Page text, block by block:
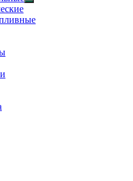
Показать